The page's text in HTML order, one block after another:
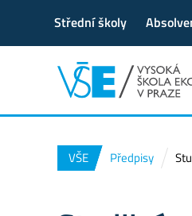
Střední školy
VŠE Předpisy